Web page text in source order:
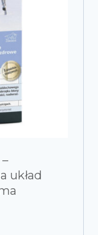
układ